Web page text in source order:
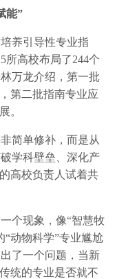
能”
养引导性专业指
所高校布局了244个
万龙介绍，第一批
第二批指南专业应
。
简单修补，而是从
学科壁垒、深化产
高校负责人试着共
个现象，像“智慧牧
“动物科学”专业尴尬
了一个问题，当新
统的专业是否就不